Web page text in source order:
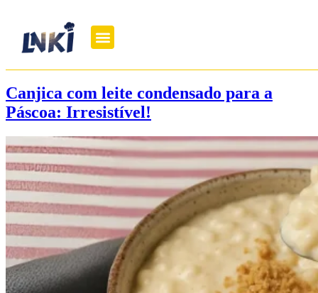
Canjica com leite condensado para a
Páscoa: Irresistível!